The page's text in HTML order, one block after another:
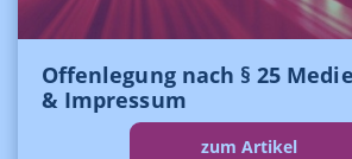
Offenlegung nach § 25
& Impressum
zum Artikel